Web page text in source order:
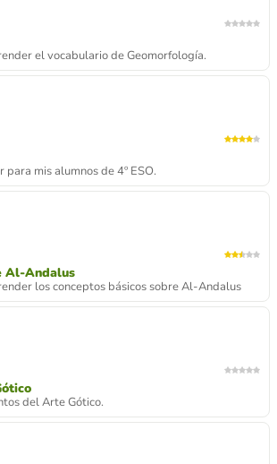
el vocabulario de Geomorfología.
mis alumnos de 4º ESO.
Al-Andalus
los conceptos básicos sobre Al-Andalus
del Arte Gótico.